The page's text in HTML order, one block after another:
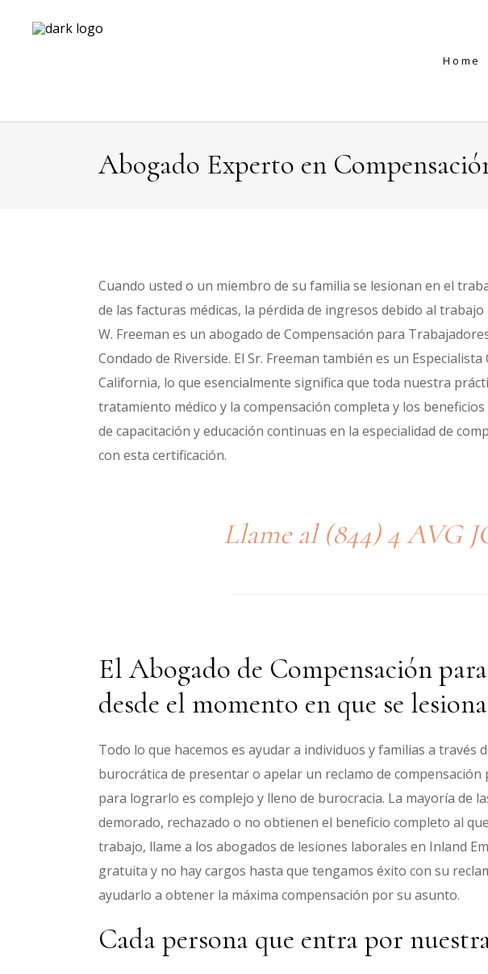
Home
Abogado Experto en
Cuando usted o un miembro de su familia se lesionan en el
de las facturas médicas, la pérdida de ingresos debido al
W. Freeman es un abogado de Compensación para
Condado de Riverside. El Sr. Freeman también es un
California, lo que esencialmente significa que toda nuestra
tratamiento médico y la compensación completa y los
de capacitación y educación continuas en la especialidad de
con esta certificación.
Llame al (844) 4 AVG
El Abogado de Compensación
desde el momento en que se
Todo lo que hacemos es ayudar a individuos y familias a través
burocrática de presentar o apelar un reclamo de
para lograrlo es complejo y lleno de burocracia. La mayoría
demorado, rechazado o no obtienen el beneficio completo al
trabajo, llame a los abogados de lesiones laborales en Inland
gratuita y no hay cargos hasta que tengamos éxito con su
ayudarlo a obtener la máxima compensación por su asunto.
Cada persona que entra por